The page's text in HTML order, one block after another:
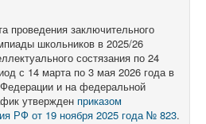
проведения заключительного
школьников в 2025/26
состязания по 24
с 14 марта по 3 мая 2026 года в
и на федеральной
утвержден приказом
РФ от 19 ноября 2025 года № 823.